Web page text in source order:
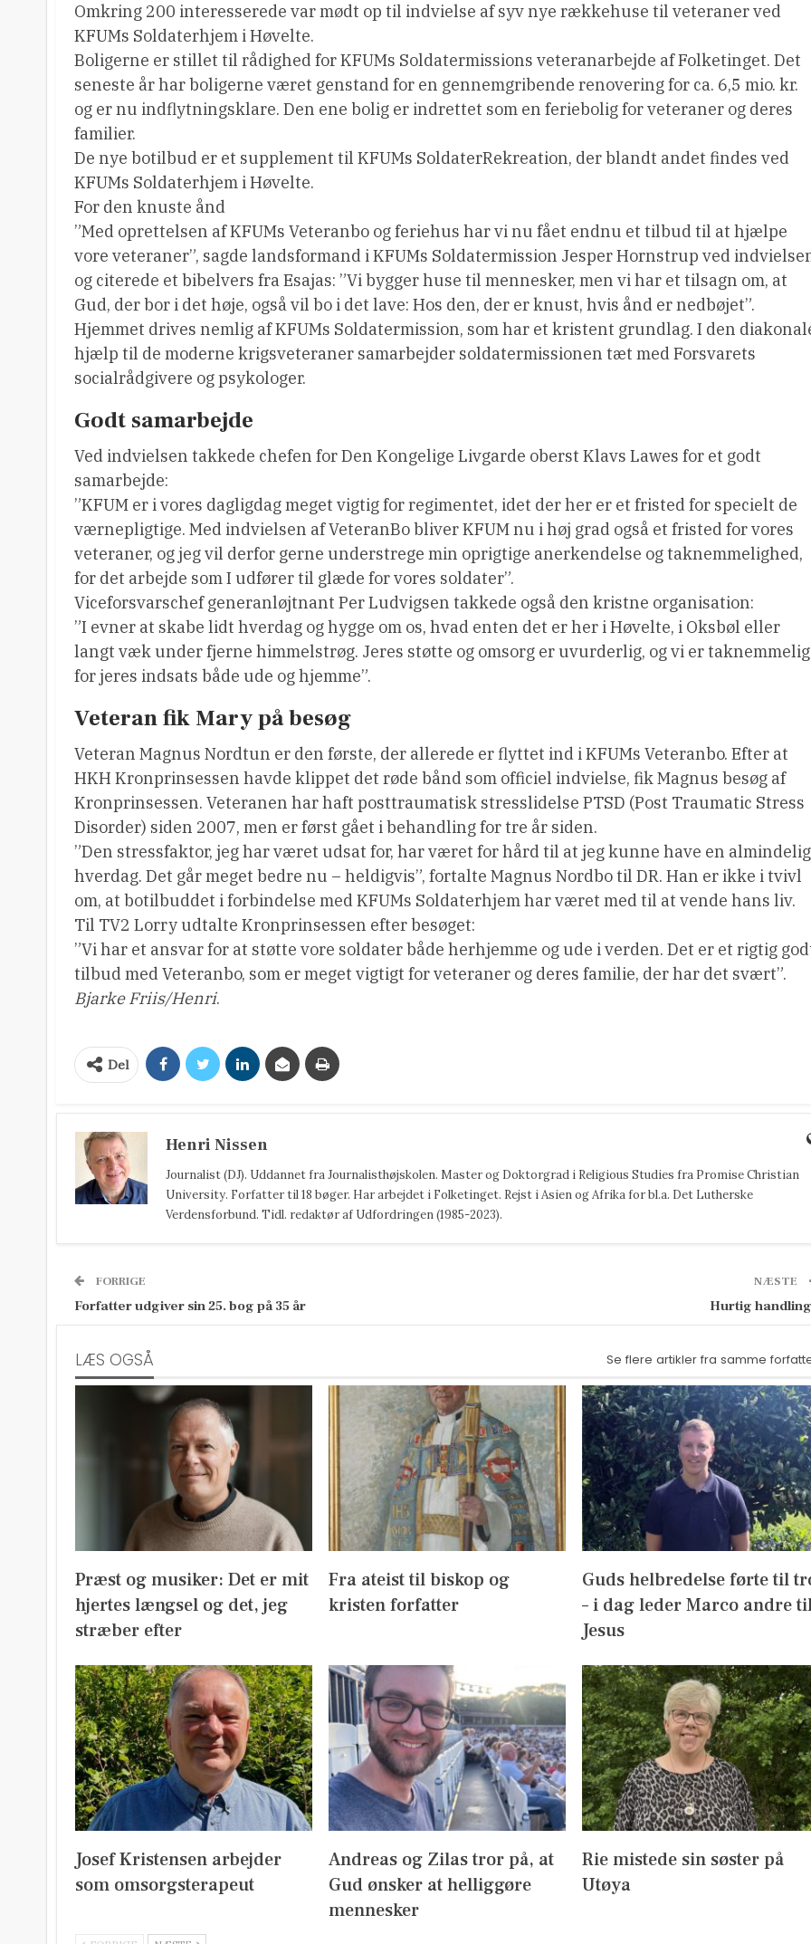
Omkring 200 interesserede var mødt op til indvielse af syv nye rækkehuse til veteraner ved
KFUMs Soldaterhjem i Høvelte.
Boligerne er stillet til rådighed for KFUMs Soldatermissions veteranarbejde af Folketinget. Det
seneste år har boligerne været genstand for en gennemgribende renovering for ca. 6,5 mio. kr.
og er nu indflytningsklare. Den ene bolig er indrettet som en feriebolig for veteraner og deres
familier.
De nye botilbud er et supplement til KFUMs SoldaterRekreation, der blandt andet findes ved
KFUMs Soldaterhjem i Høvelte.
For den knuste ånd
”Med oprettelsen af KFUMs Veteranbo og feriehus har vi nu fået endnu et tilbud til at hjælpe
vore veteraner”, sagde landsformand i KFUMs Soldatermission Jesper Hornstrup ved
og citerede et bibelvers fra Esajas: ”Vi bygger huse til mennesker, men vi har et tilsagn om, at
Gud, der bor i det høje, også vil bo i det lave: Hos den, der er knust, hvis ånd er nedbøjet”.
Hjemmet drives nemlig af KFUMs Soldatermission, som har et kristent grundlag. I den
hjælp til de moderne krigsveteraner samarbejder soldatermissionen tæt med Forsvarets
socialrådgivere og psykologer.
Godt samarbejde
Ved indvielsen takkede chefen for Den Kongelige Livgarde oberst Klavs Lawes for et godt
samarbejde:
”KFUM er i vores dagligdag meget vigtig for regimentet, idet der her er et fristed for specielt de
værnepligtige. Med indvielsen af VeteranBo bliver KFUM nu i høj grad også et fristed for vores
veteraner, og jeg vil derfor gerne understrege min oprigtige anerkendelse og taknemmelighed,
for det arbejde som I udfører til glæde for vores soldater”.
Viceforsvarschef generanløjtnant Per Ludvigsen takkede også den kristne organisation:
”I evner at skabe lidt hverdag og hygge om os, hvad enten det er her i Høvelte, i Oksbøl eller
langt væk under fjerne himmelstrøg. Jeres støtte og omsorg er uvurderlig, og vi er
for jeres indsats både ude og hjemme”.
Veteran fik Mary på besøg
Veteran Magnus Nordtun er den første, der allerede er flyttet ind i KFUMs Veteranbo. Efter at
HKH Kronprinsessen havde klippet det røde bånd som officiel indvielse, fik Magnus besøg af
Kronprinsessen. Veteranen har haft posttraumatisk stresslidelse PTSD (Post Traumatic Stress
Disorder) siden 2007, men er først gået i behandling for tre år siden.
”Den stressfaktor, jeg har været udsat for, har været for hård til at jeg kunne have en almindelig
hverdag. Det går meget bedre nu – heldigvis”, fortalte Magnus Nordbo til DR. Han er ikke i tvivl
om, at botilbuddet i forbindelse med KFUMs Soldaterhjem har været med til at vende hans liv.
Til TV2 Lorry udtalte Kronprinsessen efter besøget:
”Vi har et ansvar for at støtte vore soldater både herhjemme og ude i verden. Det er et rigtig
tilbud med Veteranbo, som er meget vigtigt for veteraner og deres familie, der har det svært”.
Bjarke Friis/Henri.
Del
Henri Nissen
Journalist (DJ). Uddannet fra Journalisthøjskolen. Master og Doktorgrad i Religious Studies fra Promise Christian
University. Forfatter til 18 bøger. Har arbejdet i Folketinget. Rejst i Asien og Afrika for bl.a. Det Lutherske
Verdensforbund. Tidl. redaktør af Udfordringen (1985-2023).
FORRIGE
Forfatter udgiver sin 25. bog på 35 år
NÆSTE
Hurtig
LÆS OGSÅ Se flere artikler fra samme
Præst og musiker: Det er mit
hjertes længsel og det, jeg
stræber efter
Fra ateist til biskop og
kristen forfatter
Guds helbredelse førte til
– i dag leder Marco andre
Jesus
Josef Kristensen arbejder
som omsorgsterapeut
Andreas og Zilas tror på, at
Gud ønsker at helliggøre
mennesker
Rie mistede sin søster på
Utøya